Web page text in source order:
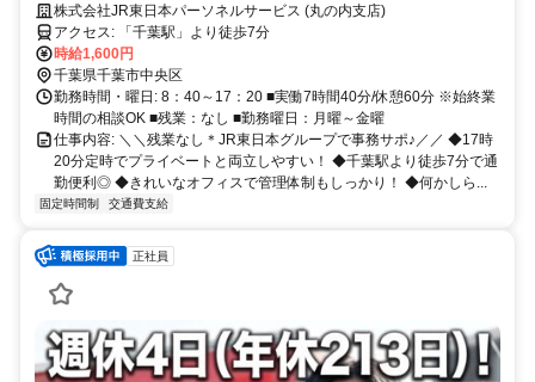
株式会社JR東日本パーソネルサービス (丸の内支店)
アクセス: 「千葉駅」より徒歩7分
時給1,600円
千葉県千葉市中央区
勤務時間・曜日: 8：40～17：20 ■実働7時間40分/休憩60分 ※始終業
時間の相談OK ■残業：なし ■勤務曜日：月曜～金曜
仕事内容: ＼＼残業なし＊JR東日本グループで事務サポ♪／／ ◆17時
20分定時でプライベートと両立しやすい！ ◆千葉駅より徒歩7分で通
勤便利◎ ◆きれいなオフィスで管理体制もしっかり！ ◆何かしら...
固定時間制 交通費支給
正社員